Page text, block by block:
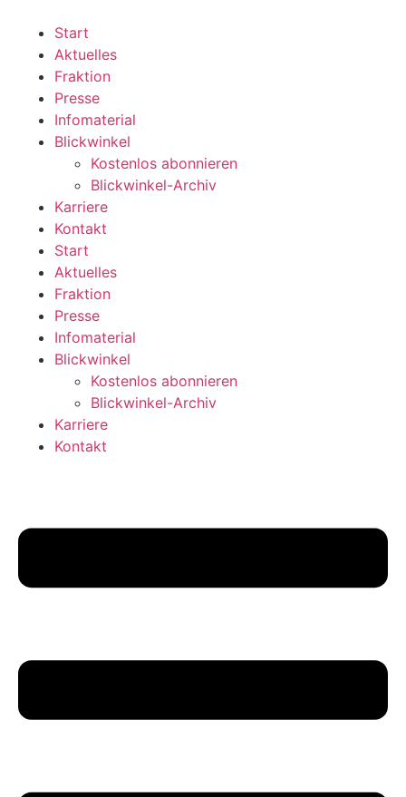
wechseln
Start
Aktuelles
Fraktion
Presse
Infomaterial
Blickwinkel
Kostenlos abonnieren
Blickwinkel-Archiv
Karriere
Kontakt
Start
Aktuelles
Fraktion
Presse
Infomaterial
Blickwinkel
Kostenlos abonnieren
Blickwinkel-Archiv
Karriere
Kontakt